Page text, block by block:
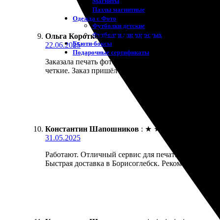
Пазлы магнитные
Одежда с Фото
Футболки детские
Футболки для взрослых
Бьюти-боксы
Подарочные сертификаты
Ольга Короткова : ★ ★ ★ ★ ★
22.06.2025
Заказала печать фото 10х10, выбрала удобный
четкие. Заказ пришёл быстро, всё аккуратно
Константин Шапошников : ★ ★
31.05.2025
Работают. Отличный сервис для печати
Быстрая доставка в Борисоглебск. Рекомендую всем!